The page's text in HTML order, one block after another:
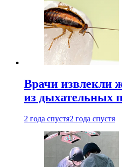
Врачи извлекли
из дыхательных
2 года спустя2 года спустя